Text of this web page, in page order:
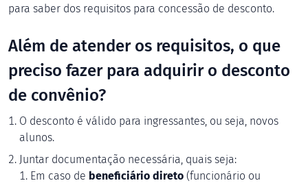
para saber dos requisitos para concessão de desconto.
Além de atender os requisitos, o que
preciso fazer para adquirir o desconto
de convênio?
O desconto é válido para ingressantes, ou seja, novos
alunos.
Juntar documentação necessária, quais seja:
Em caso de beneficiário direto (funcionário ou